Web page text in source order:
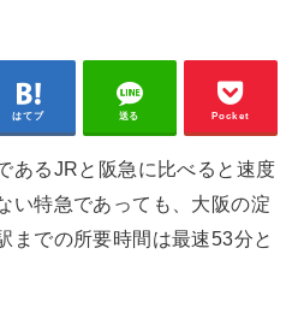
はてブ 送る Pocket
あるJRと阪急に比べると速度
い特急であっても、大阪の淀
までの所要時間は最速53分と